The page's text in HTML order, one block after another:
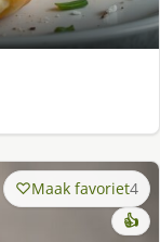
Maak favoriet4
👍